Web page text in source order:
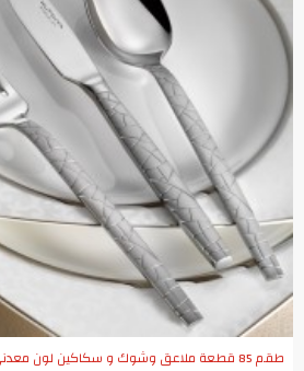
طقم 85 قطعة ملاعق وشوك و سكاكين لون معدني KTH-CKB89KPM1-MET